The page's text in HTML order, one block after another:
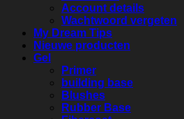
Account details
Wachtwoord vergeten
My Dream Tips
Nieuwe producten
Gel
Primer
building base
Blushes
Rubber Base